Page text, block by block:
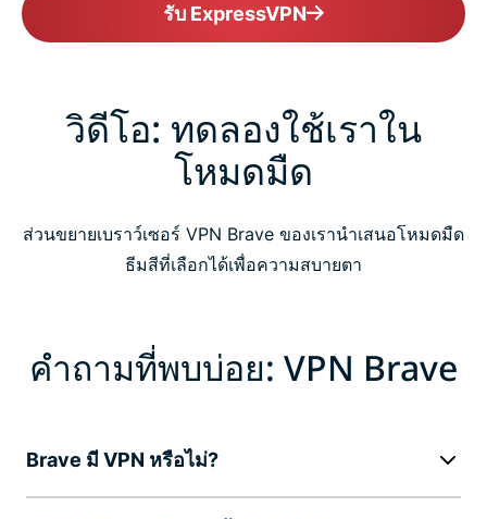
รับ ExpressVPN
วิดีโอ: ทดลองใช้เราใน
โหมดมืด
ส่วนขยายเบราว์เซอร์ VPN Brave ของเรานำเสนอโหมดมืด
ธีมสีที่เลือกได้เพื่อความสบายตา
คำถามที่พบบ่อย: VPN Brave
Brave มี VPN หรือไม่?